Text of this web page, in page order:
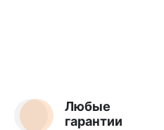
Любые
гарантии